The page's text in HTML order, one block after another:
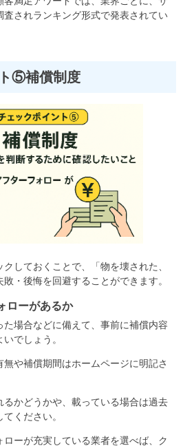
査されランキング形式で発表されてい
⑤補償制度
クしておくことで、「物を壊された、
・後悔を回避することができます。
ローがあるか
た場合などに備えて、事前に補償内容
でしょう。
や補償期間はホームページに明記さ
るかどうかや、載っている場合は過去
ください。
ローが充実している業者を選べば、ク